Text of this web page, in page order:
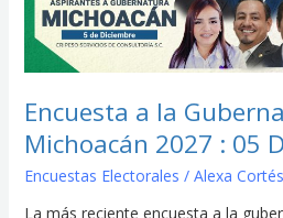
Encuesta a la
Michoacán 2027 : 05
Encuestas Electorales / Alexa Cortés
La más reciente encuesta a la
Gubernatura
de
Michoacán
2027
05
Diciembre